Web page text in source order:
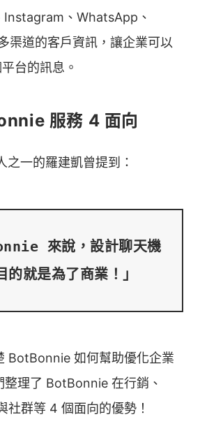
、WhatsApp、
渠道的客戶資訊，讓企業可以
台的訊息。
服務 4 面向
一的羅建凱曾提到：
來說，設計聊天機
BotBonnie 如何幫助優化企業
整理了 BotBonnie 在行銷、
社群等 4 個面向的優勢！